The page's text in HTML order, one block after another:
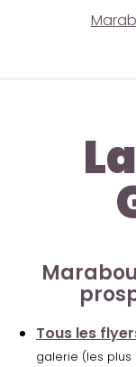
Tous les
galerie (les